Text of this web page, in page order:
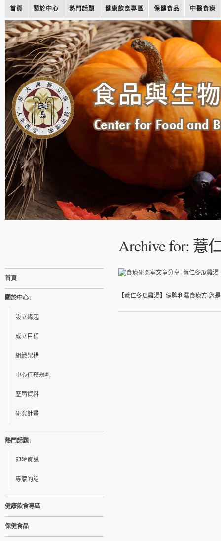
首頁 關於中心 熱門話題 健康飲食專區 保健食品 中醫食療
Archive for: 薏
首頁
關於中心↓
設立緣起
成立目標
組織架構
中心任務規劃
歷屆資料
研究計畫
熱門話題↓
即時資訊
專家的話
健康飲食專區
保健食品
【薏仁冬瓜雞湯】健脾利濕食療方 您